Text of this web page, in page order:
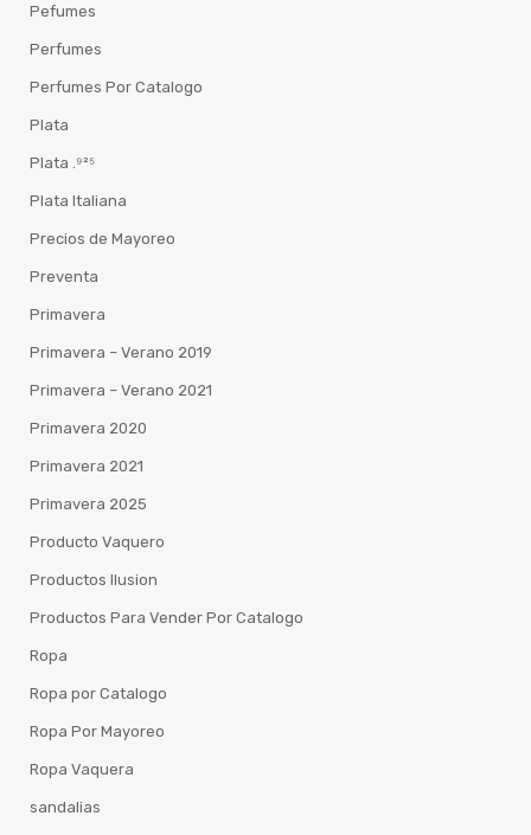
Pefumes
Perfumes
Perfumes Por Catalogo
Plata
Plata .⁹²⁵
Plata Italiana
Precios de Mayoreo
Preventa
Primavera
Primavera – Verano 2019
Primavera – Verano 2021
Primavera 2020
Primavera 2021
Primavera 2025
Producto Vaquero
Productos Ilusion
Productos Para Vender Por Catalogo
Ropa
Ropa por Catalogo
Ropa Por Mayoreo
Ropa Vaquera
sandalias